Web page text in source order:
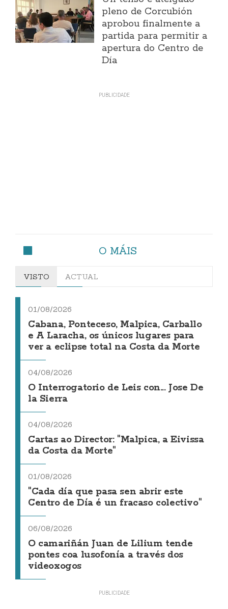
pleno de Corcubión
aprobou finalmente a
partida para permitir a
apertura do Centro de
Día
O MÁIS
VISTO ACTUAL
01/08/2026
Cabana, Ponteceso, Malpica, Carballo
e A Laracha, os únicos lugares para
ver a eclipse total na Costa da Morte
04/08/2026
O Interrogatorio de Leis con... Jose De
la Sierra
04/08/2026
Cartas ao Director: "Malpica, a Eivissa
da Costa da Morte"
01/08/2026
"Cada día que pasa sen abrir este
Centro de Día é un fracaso colectivo"
06/08/2026
O camariñán Juan de Lilium tende
pontes coa lusofonía a través dos
videoxogos